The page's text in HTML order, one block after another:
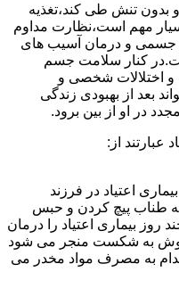
و بدون تنش طی کند،تغذیه
مهم است،نظارت مداوم
جسمی و درمان آسیب های
کنار سلامت جسم
اختلالات شخصی و
بعد از بهبودی زندگی
در او از بین برود.
عبارتند از:
اعتیاد در فرزند
طناب پیچ کردن و حبس
بیماری اعتیاد را درمان
روش به شکست منجر می شود
به مصرف مواد مخدر می